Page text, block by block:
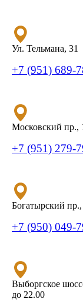
Ул. Тельмана, 31
+7 (951) 689-
Московский пр.,
+7 (951) 279-
Богатырский
+7 (950) 049-
Выборгское
до 22.00